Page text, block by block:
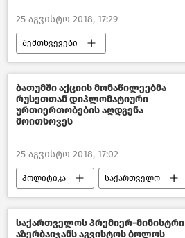
25 აგვისტო 2018, 17:29
შემთხვევები
შემთხვევები საქართველოში –2018
საქართველო
ბათუმში აქციის მონაწილეებმა
რუსეთთან დიპლომატიური
ურთიერთობების აღდგენა
მოითხოვეს
25 აგვისტო 2018, 17:02
პოლიტიკა საქართველო
ქართულ–რუსული ურთიერთობები
საქართველოს პრემიერ-მინისტრი
აზერბაიჯანს აგვისტოს ბოლოს